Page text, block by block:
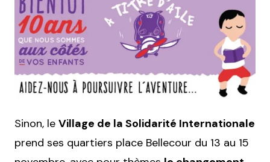
Sinon, le Village de la Solidarité Internationale
prend ses quartiers place Bellecour du 13 au 15